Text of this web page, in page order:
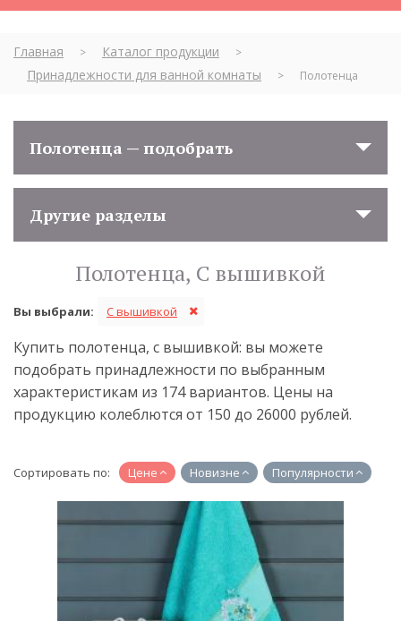
Главная > Каталог продукции >
Принадлежности для ванной комнаты > Полотенца
Полотенца — подобрать
Другие разделы
Полотенца, С вышивкой
Вы выбрали: С вышивкой
Купить полотенца, с вышивкой: вы можете
подобрать принадлежности по выбранным
характеристикам из 174 вариантов. Цены на
продукцию колеблются от 150 до 26000 рублей.
Сортировать по: Цене Новизне Популярности